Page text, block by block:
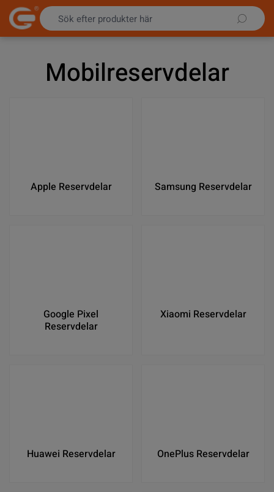
Hoppa till innehållet
Mobilreservdelar
Apple Reservdelar Samsung Reservdelar
Google Pixel
Reservdelar
Xiaomi Reservdelar
Huawei Reservdelar OnePlus Reservdelar